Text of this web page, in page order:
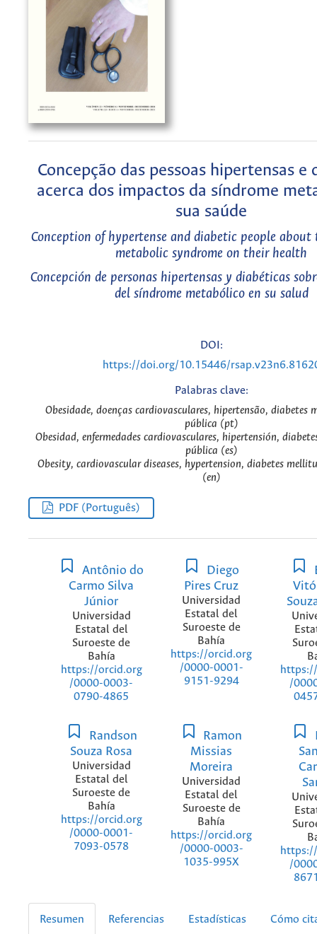
Concepção das pessoas hipertensas e
acerca dos impactos da síndrome
sua saúde
Conception of hypertense and diabetic people about
metabolic syndrome on their health
Concepción de personas hipertensas y diabéticas
del síndrome metabólico en su salud
DOI:
https://doi.org/10.15446/
Palabras clave:
Obesidade, doenças cardiovasculares, hipertensão, diabetes
pública (pt)
Obesidad, enfermedades cardiovasculares, hipertensión,
pública (es)
Obesity, cardiovascular diseases, hypertension, diabetes
(en)
PDF (Português)
Antônio do
Carmo Silva
Júnior
Universidad
Estatal del
Suroeste de
Bahía
https://orcid.org
/0000-0003-
0790-4865
Diego
Pires Cruz
Universidad
Estatal del
Suroeste de
Bahía
https://orcid.org
/0000-0001-
9151-9294
/
Randson
Souza Rosa
Universidad
Estatal del
Suroeste de
Bahía
https://orcid.org
/0000-0001-
7093-0578
Ramon
Missias
Moreira
Universidad
Estatal del
Suroeste de
Bahía
https://orcid.org
/0000-0003-
1035-995X
/
Resumen Referencias Estadísticas Cómo